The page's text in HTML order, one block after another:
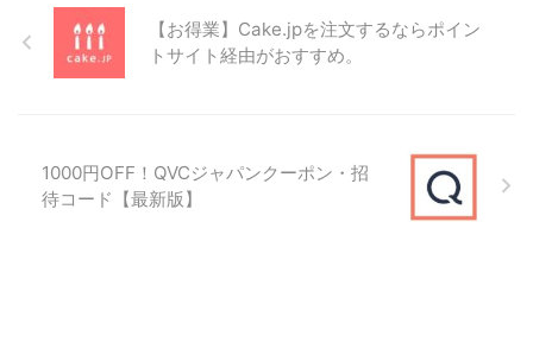
魂のやわらかおせち（二段重）、 板前魂の
やわらかおせち（三段重）
雀、 板前魂の琥珀、 板前魂の龍宮、 板前
魂の七福神、 板前魂の花籠（2個セッ
【お得業】Cake.jpを注文するならポイン
トサイト経由がおすすめ。
1000円OFF！QVCジャパンクーポン・招
待コード【最新版】